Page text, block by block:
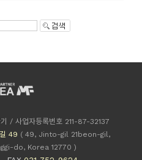
/ 사업자등록번호 211-87-32137
49 ( 49, Jinto-gil 21beon-gil,
do, Korea 12770 )